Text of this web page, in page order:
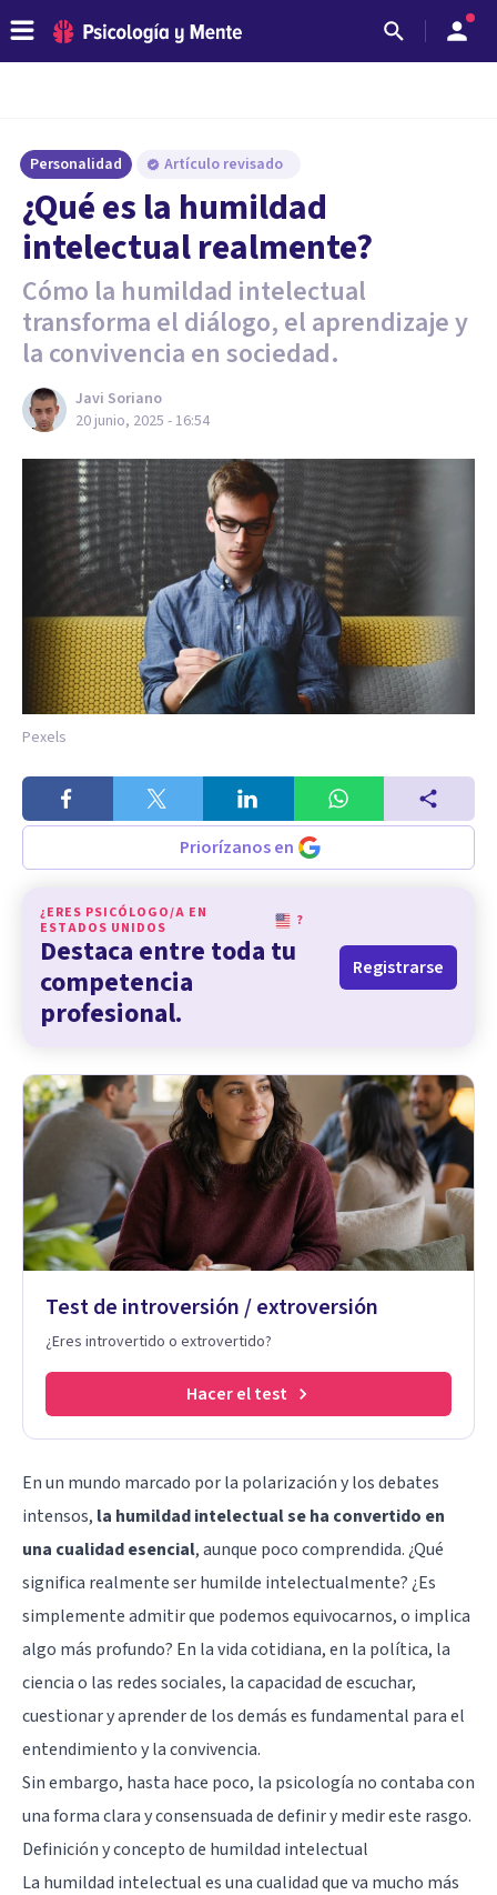
Personalidad Artículo revisado
¿Qué es la humildad
intelectual realmente?
Cómo la humildad intelectual
transforma el diálogo, el aprendizaje y
la convivencia en sociedad.
Javi Soriano
20 junio, 2025 - 16:54
Pexels
Priorízanos en
¿ERES PSICÓLOGO/A EN
ESTADOS UNIDOS
?
Destaca entre toda tu
competencia
profesional.
Registrarse
Test de introversión / extroversión
¿Eres introvertido o extrovertido?
Hacer el test
En un mundo marcado por la polarización y los debates
intensos, la humildad intelectual se ha convertido en
una cualidad esencial, aunque poco comprendida. ¿Qué
significa realmente ser humilde intelectualmente? ¿Es
simplemente admitir que podemos equivocarnos, o implica
algo más profundo? En la vida cotidiana, en la política, la
ciencia o las redes sociales, la capacidad de escuchar,
cuestionar y aprender de los demás es fundamental para el
entendimiento y la convivencia.
Sin embargo, hasta hace poco, la psicología no contaba con
una forma clara y consensuada de definir y medir este rasgo.
Definición y concepto de humildad intelectual
La humildad intelectual es una cualidad que va mucho más